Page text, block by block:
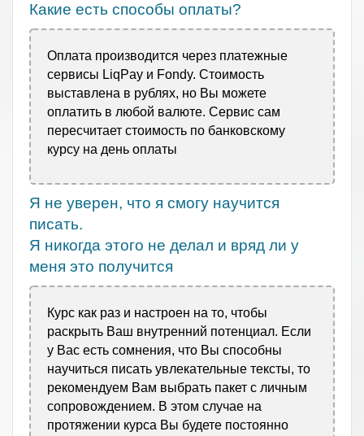
Какие есть способы оплаты?
Оплата производится через платежные
сервисы LiqPay и Fondy. Стоимость
выставлена в рублях, но Вы можете
оплатить в любой валюте. Сервис сам
пересчитает стоимость по банковскому
курсу на день оплаты
Я не уверен, что я смогу научится
писать.
Я никогда этого не делал и вряд ли у
меня это получится
Курс как раз и настроен на то, чтобы
раскрыть Ваш внутренний потенциал. Если
у Вас есть сомнения, что Вы способны
научиться писать увлекательные тексты, то
рекомендуем Вам выбрать пакет с личным
сопровождением. В этом случае на
протяжении курса Вы будете постоянно